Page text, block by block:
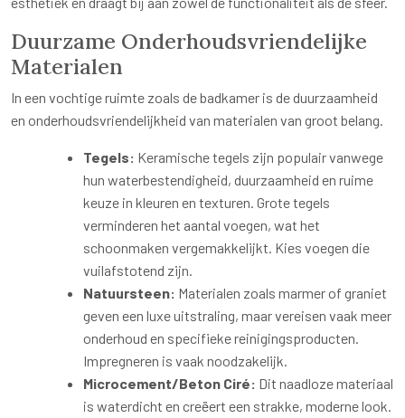
Duurzame Onderhoudsvriendelijke
Materialen
In een vochtige ruimte zoals de badkamer is de duurzaamheid
en onderhoudsvriendelijkheid van materialen van groot belang.
Tegels: Keramische tegels zijn populair vanwege
hun waterbestendigheid, duurzaamheid en ruime
keuze in kleuren en texturen. Grote tegels
verminderen het aantal voegen, wat het
schoonmaken vergemakkelijkt. Kies voegen die
vuilafstotend zijn.
Natuursteen: Materialen zoals marmer of graniet
geven een luxe uitstraling, maar vereisen vaak meer
onderhoud en specifieke reinigingsproducten.
Impregneren is vaak noodzakelijk.
Microcement/Beton Ciré: Dit naadloze materiaal
is waterdicht en creëert een strakke, moderne look.